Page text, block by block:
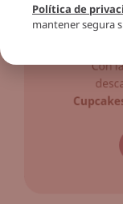
Política de
mantener segura